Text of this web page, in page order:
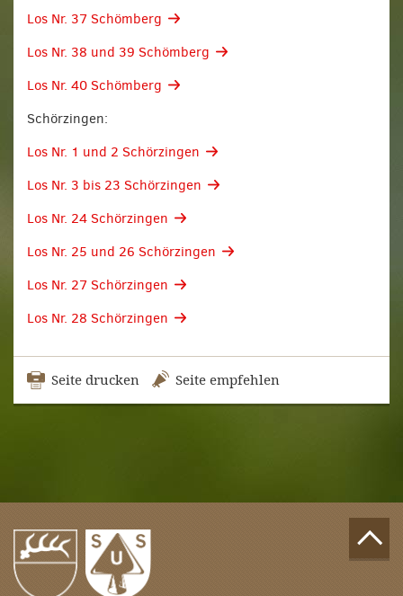
Los Nr. 37 Schömberg
Los Nr. 38 und 39 Schömberg
Los Nr. 40 Schömberg
Schörzingen:
Los Nr. 1 und 2 Schörzingen
Los Nr. 3 bis 23 Schörzingen
Los Nr. 24 Schörzingen
Los Nr. 25 und 26 Schörzingen
Los Nr. 27 Schörzingen
Los Nr. 28 Schörzingen
Seite drucken Seite empfehlen